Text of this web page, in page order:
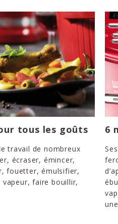
tous les goûts
travail de nombreux
écraser, émincer,
fouetter, émulsifier,
faire bouillir,
6